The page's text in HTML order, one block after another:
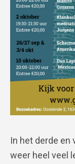
In het derde en
weer heel veel